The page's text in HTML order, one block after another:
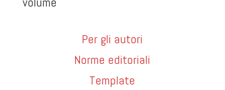
Per gli autori
Norme editoriali
Template